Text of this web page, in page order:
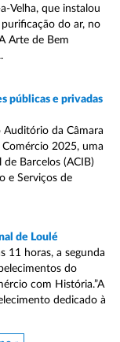
Velha, que instalou
do ar, no
Arte de Bem
públicas e privadas
da Câmara
2025, uma
Barcelos (ACIB)
e Serviços de
de Loulé
11 horas, a segunda
do
com História.”A
dedicado à